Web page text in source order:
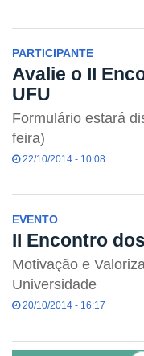
PARTICIPANTE
Avalie o II
UFU
Formulário estará
feira)
22/10/2014 - 10:08
EVENTO
II Encontro
Motivação e
Universidade
20/10/2014 - 16:17